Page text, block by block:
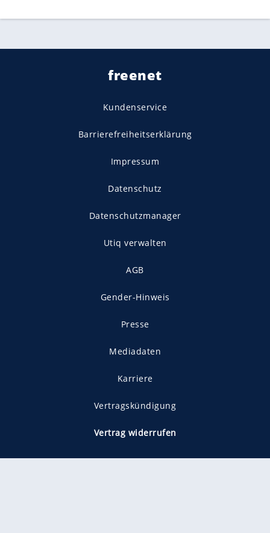
freenet
Kundenservice
Barrierefreiheitserklärung
Impressum
Datenschutz
Datenschutzmanager
Utiq verwalten
AGB
Gender-Hinweis
Presse
Mediadaten
Karriere
Vertragskündigung
Vertrag widerrufen